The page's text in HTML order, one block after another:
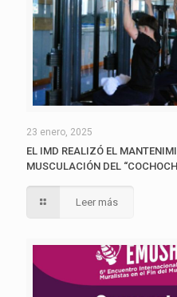
23 enero, 2025
EL IMD REALIZÓ EL
MUSCULACIÓN DEL
Leer más